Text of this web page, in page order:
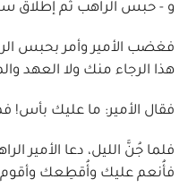
و - حبس الراهب ثم إطلاق
فغضب الأمير وأمر بحبس
هذا الرجاء منك ولا العهد
فقال الأمير: ما عليك بأس!
فلما جُنَّ الليل، دعا الأمير
فأُنعم عليك وأُقطِعك وأقوم